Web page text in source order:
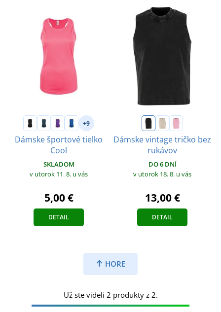
+9
Dámske športové tielko
Cool
SKLADOM
v utorok 11. 8. u vás
5,00 €
DETAIL
Dámske vintage tričko bez
rukávov
DO 6 DNÍ
v utorok 18. 8. u vás
13,00 €
DETAIL
HORE
Už ste videli 2 produkty z 2.